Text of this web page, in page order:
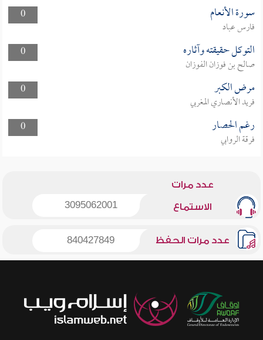
0
سورة الأنعام
فارس عباد
0
التوكل حقيقته وآثاره
صالح بن فوزان الفوزان
0
مرض الكبر
فريد الأنصاري المغربي
0
رغم الحصار
فرقة الروابي
عدد مرات
الاستماع 3095062001
عدد مرات الحفظ 840427849